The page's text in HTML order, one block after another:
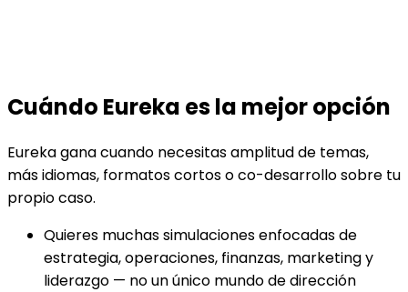
Cuándo Eureka es la mejor opción
Eureka gana cuando necesitas amplitud de temas,
más idiomas, formatos cortos o co-desarrollo sobre tu
propio caso.
Quieres muchas simulaciones enfocadas de
estrategia, operaciones, finanzas, marketing y
liderazgo — no un único mundo de dirección